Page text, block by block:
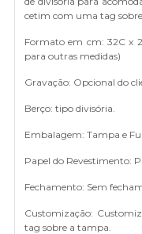
cetim com uma tag
Formato em cm: 32C x
para outras medidas)
Gravação: Opcional do
Berço: tipo divisória.
Embalagem: Tampa e
Papel do Revestimento:
Fechamento: Sem
Customização:
tag sobre a tampa.